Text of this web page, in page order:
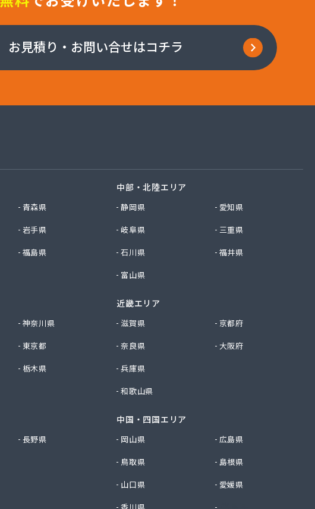
お見積り・お問い合せはコチラ
青森県
岩手県
福島県
神奈川県
東京都
栃木県
長野県
中部・北陸エリア
静岡県
愛知県
岐阜県
三重県
石川県
福井県
富山県
近畿エリア
滋賀県
京都府
奈良県
大阪府
兵庫県
和歌山県
中国・四国エリア
岡山県
広島県
鳥取県
島根県
山口県
愛媛県